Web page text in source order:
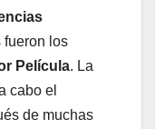
fueron los
Película. La
cabo el
de muchas